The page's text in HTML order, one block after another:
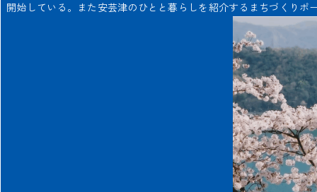
開始している。また安芸津のひとと暮らしを紹介するまちづくりポ